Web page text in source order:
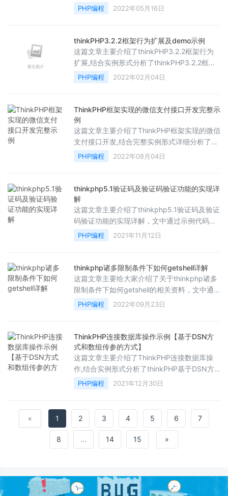
值，希望对大家有所帮助。一起跟随小编过来
看看吧
PHP编程 2022年05月16日
thinkPHP3.2.2框架行为扩展及demo示例
这篇文章主要介绍了thinkPHP3.2.2框架行为
扩展,结合实例形式分析了thinkPHP3.2.2框架
行为扩展原理、实现方法及相关操作注意事项,
需要的朋友可以参考下
PHP编程 2022年02月04日
ThinkPHP框架实现的微信支付接口开发完整示
例
这篇文章主要介绍了ThinkPHP框架实现的微信
支付接口开发,结合完整实例形式详细分析了基
于thinkPHP框架的微信支付接口操作步骤、实
现技巧与相关注意事项,需要的朋友可以参考下
PHP编程 2022年08月04日
thinkphp5.1验证码及验证码验证功能的实现详
解
这篇文章主要介绍了thinkphp5.1验证码及验证
码验证功能的实现详解，文中通过示例代码介
绍的非常详细，对大家的学习或者工作具有一
定的参考学习价值，需要的朋友们下面随着小
PHP编程 2021年11月12日
thinkphp诸多限制条件下如何getshell详解
这篇文章主要给大家介绍了关于thinkphp诸多
限制条件下如何getshell的相关资料，文中通
过示例代码介绍的非常详细，对大家的学习或
者工作具有一定的参考学习价值，需要的朋友
PHP编程 2022年09月23日
ThinkPHP连接数据库操作示例【基于DSN方
式和数组传参的方式】
这篇文章主要介绍了ThinkPHP连接数据库操
作,结合实例形式分析了thinkPHP基于DSN方
式和数组传参的方式进行数据库连接的实现步
骤与属性设置、控制器、模板使用等相关操作
PHP编程 2021年12月30日
« 1 2 3 4 5 6 7
8 ... 14 15 »